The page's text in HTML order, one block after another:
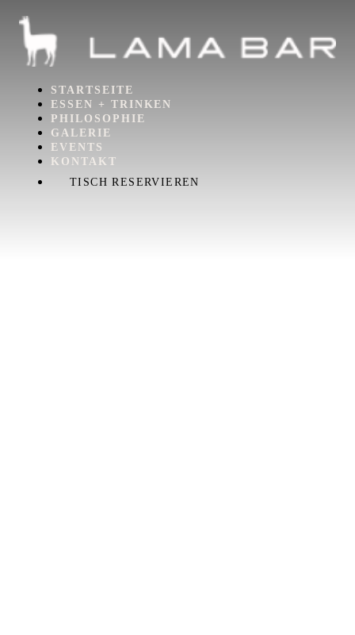
STARTSEITE
ESSEN + TRINKEN
PHILOSOPHIE
GALERIE
EVENTS
KONTAKT
TISCH RESERVIEREN